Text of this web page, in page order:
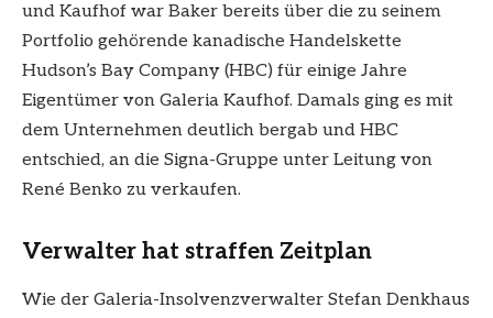
und Kaufhof war Baker bereits über die zu seinem
Portfolio gehörende kanadische Handelskette
Hudson’s Bay Company (HBC) für einige Jahre
Eigentümer von Galeria Kaufhof. Damals ging es mit
dem Unternehmen deutlich bergab und HBC
entschied, an die Signa-Gruppe unter Leitung von
René Benko zu verkaufen.
Verwalter hat straffen Zeitplan
Wie der Galeria-Insolvenzverwalter Stefan Denkhaus